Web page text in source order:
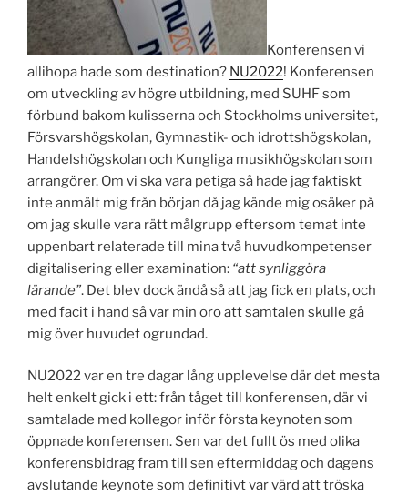
Konferensen vi
allihopa hade som destination? NU2022! Konferensen
om utveckling av högre utbildning, med SUHF som
förbund bakom kulisserna och Stockholms universitet,
Försvarshögskolan, Gymnastik- och idrottshögskolan,
Handelshögskolan och Kungliga musikhögskolan som
arrangörer. Om vi ska vara petiga så hade jag faktiskt
inte anmält mig från början då jag kände mig osäker på
om jag skulle vara rätt målgrupp eftersom temat inte
uppenbart relaterade till mina två huvudkompetenser
digitalisering eller examination: “att synliggöra
lärande”. Det blev dock ändå så att jag fick en plats, och
med facit i hand så var min oro att samtalen skulle gå
mig över huvudet ogrundad.
NU2022 var en tre dagar lång upplevelse där det mesta
helt enkelt gick i ett: från tåget till konferensen, där vi
samtalade med kollegor inför första keynoten som
öppnade konferensen. Sen var det fullt ös med olika
konferensbidrag fram till sen eftermiddag och dagens
avslutande keynote som definitivt var värd att tröska